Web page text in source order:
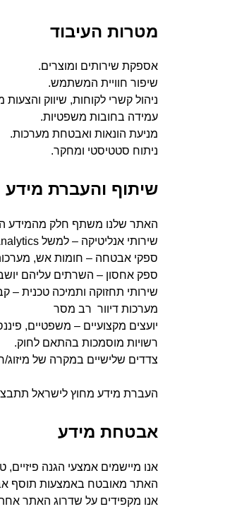
מטרות העיבוד
אספקת שירותים ומוצרים.
שיפור חוויית המשתמש.
ניהול קשרי לקוחות, שיווק
עמידה בחובות משפטיות.
מניעת הונאות ואבטחת מערכות.
ניתוח סטטיסטי ומחקר.
שיתוף והעברת מידע
האתר שלנו משתף חלק מהמידע
שירותי אנליטיקה – למשל Google Analytics או כלים למדידת שימוש.
ספקי אבטחה – חומות אש,
ספק אחסון – השרתים עליהם
שירותי תחזוקה ותמיכה טכנית –
מערכות דיוור רב מסר
יועצים מקצועיים – משפטיים,
רשויות מוסמכות בהתאם לחוק.
צדדים שלישיים במקרה של מיזוג/
העברת מידע מחוץ לישראל
אבטחת מידע
אנו מיישמים אמצעי הגנה פיזיים,
האתר מאובטח באמצעות תוסף
אנו מקפידים על שדרוג האתר